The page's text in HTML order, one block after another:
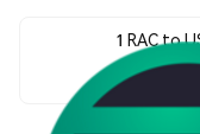
1 RAC to
$0.00253171